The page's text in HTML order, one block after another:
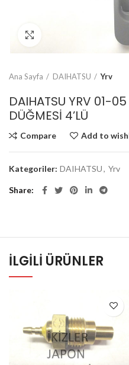
Ana Sayfa DAIHATSU Yrv
DAIHATSU YRV 01-
DÜĞMESİ 4’LÜ
Compare Add to
Kategoriler: DAIHATSU, Yrv
Share
İLGILI ÜRÜNLER